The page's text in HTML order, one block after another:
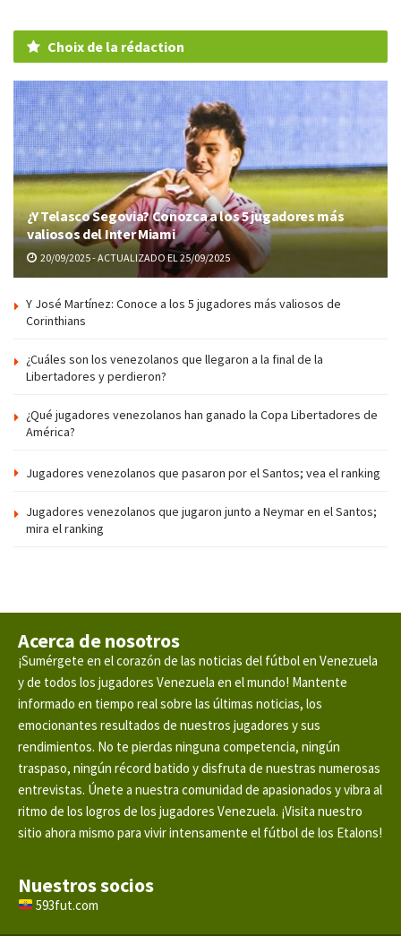
Choix de la rédaction
¿Y Telasco Segovia? Conozca a los 5 jugadores más
valiosos del Inter Miami
20/09/2025 - ACTUALIZADO EL 25/09/2025
Y José Martínez: Conoce a los 5 jugadores más valiosos de
Corinthians
¿Cuáles son los venezolanos que llegaron a la final de la
Libertadores y perdieron?
¿Qué jugadores venezolanos han ganado la Copa Libertadores de
América?
Jugadores venezolanos que pasaron por el Santos; vea el ranking
Jugadores venezolanos que jugaron junto a Neymar en el Santos;
mira el ranking
Acerca de nosotros
¡Sumérgete en el corazón de las noticias del fútbol en Venezuela
y de todos los jugadores Venezuela en el mundo! Mantente
informado en tiempo real sobre las últimas noticias, los
emocionantes resultados de nuestros jugadores y sus
rendimientos. No te pierdas ninguna competencia, ningún
traspaso, ningún récord batido y disfruta de nuestras numerosas
entrevistas. Únete a nuestra comunidad de apasionados y vibra al
ritmo de los logros de los jugadores Venezuela. ¡Visita nuestro
sitio ahora mismo para vivir intensamente el fútbol de los Etalons!
Nuestros socios
593fut.com